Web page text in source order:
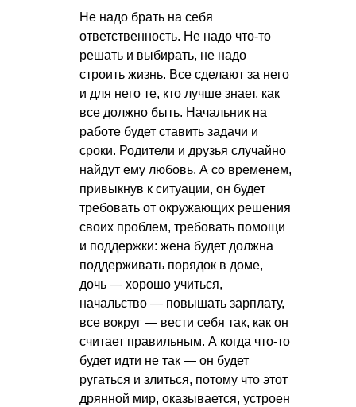
Не надо брать на себя
ответственность. Не надо что-то
решать и выбирать, не надо
строить жизнь. Все сделают за него
и для него те, кто лучше знает, как
все должно быть. Начальник на
работе будет ставить задачи и
сроки. Родители и друзья случайно
найдут ему любовь. А со временем,
привыкнув к ситуации, он будет
требовать от окружающих решения
своих проблем, требовать помощи
и поддержки: жена будет должна
поддерживать порядок в доме,
дочь — хорошо учиться,
начальство — повышать зарплату,
все вокруг — вести себя так, как он
считает правильным. А когда что-то
будет идти не так — он будет
ругаться и злиться, потому что этот
дрянной мир, оказывается, устроен